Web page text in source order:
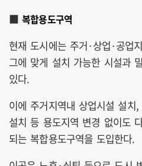
■복합용도구역
현재 도시에는 주거·상업·공업
그에 맞게 설치 가능한 시설과
있다.
이에 주거지역내 상업시설 설치
설치 등 용도지역 변경 없이도
되는 복합용도구역을 도입한다.